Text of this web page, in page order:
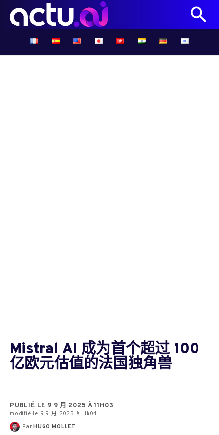
Mistral AI 成为首个超过 100
亿欧元估值的法国独角兽
PUBLIÉ LE 9 9 月 2025 À 11H03
modifié le 9 9 月 2025 à 11h04
Par HUGO MOLLET